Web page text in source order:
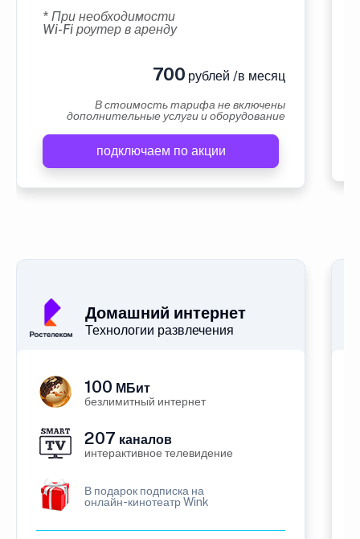
* При необходимости
Wi-Fi роутер в аренду
700 рублей /в месяц
В стоимость тарифа не включены
дополнительные услуги и оборудование
подключаем по акции
Домашний интернет
Технологии развлечения
100 МБит
безлимитный интернет
207 каналов
интерактивное телевидение
В подарок подписка на
онлайн-кинотеатр Wink